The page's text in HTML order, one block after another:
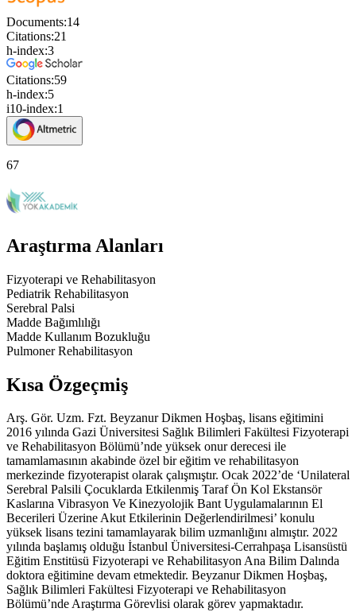
Documents:14
Citations:21
h-index:3
Citations:59
h-index:5
i10-index:1
67
Araştırma Alanları
Fizyoterapi ve Rehabilitasyon
Pediatrik Rehabilitasyon
Serebral Palsi
Madde Bağımlılığı
Madde Kullanım Bozukluğu
Pulmoner Rehabilitasyon
Kısa Özgeçmiş
Arş. Gör. Uzm. Fzt. Beyzanur Dikmen Hoşbaş, lisans eğitimini
2016 yılında Gazi Üniversitesi Sağlık Bilimleri Fakültesi Fizyoterapi
ve Rehabilitasyon Bölümü’nde yüksek onur derecesi ile
tamamlamasının akabinde özel bir eğitim ve rehabilitasyon
merkezinde fizyoterapist olarak çalışmıştır. Ocak 2022’de ‘Unilateral
Serebral Palsili Çocuklarda Etkilenmiş Taraf Ön Kol Ekstansör
Kaslarına Vibrasyon Ve Kinezyolojik Bant Uygulamalarının El
Becerileri Üzerine Akut Etkilerinin Değerlendirilmesi’ konulu
yüksek lisans tezini tamamlayarak bilim uzmanlığını almıştır. 2022
yılında başlamış olduğu İstanbul Üniversitesi-Cerrahpaşa Lisansüstü
Eğitim Enstitüsü Fizyoterapi ve Rehabilitasyon Ana Bilim Dalında
doktora eğitimine devam etmektedir. Beyzanur Dikmen Hoşbaş,
Sağlık Bilimleri Fakültesi Fizyoterapi ve Rehabilitasyon
Bölümü’nde Araştırma Görevlisi olarak görev yapmaktadır.